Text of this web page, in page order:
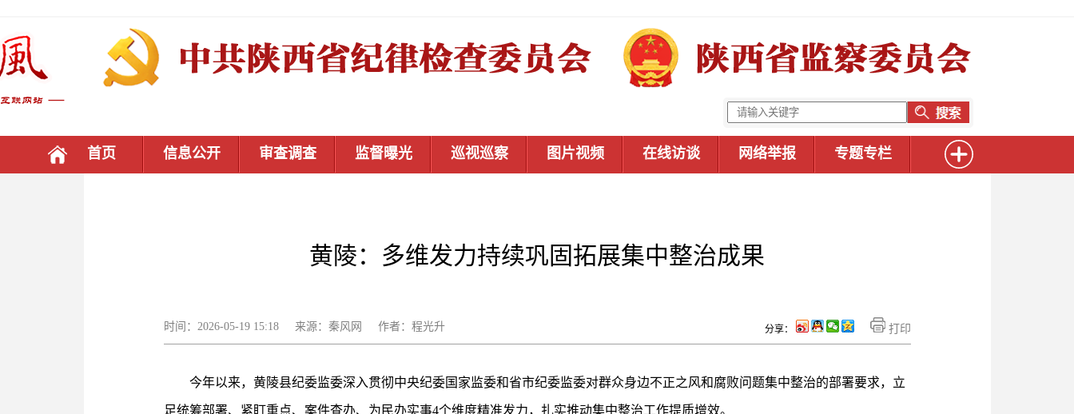
首页 信息公开 审查调查 监督曝光 巡视巡察 图片视频 在线访谈 网络举报 专题专栏
黄陵：多维发力持续巩固拓展集中整治成果
时间：2026-05-19 15:18 来源：秦风网 作者：程光升 打印
分享：
今年以来，黄陵县纪委监委深入贯彻中央纪委国家监委和省市纪委监委对群众身边不正之风和腐败问题集中整治的部署要求，立
足统筹部署、紧盯重点、案件查办、为民办实事4个维度精准发力，扎实推动集中整治工作提质增效。